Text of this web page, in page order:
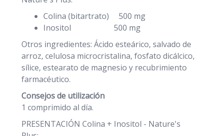
Colina (bitartrato) 500 mg
Inositol 500 mg
Otros ingredientes: Ácido esteárico, salvado de
arroz, celulosa microcristalina, fosfato dicálcico,
sílice, estearato de magnesio y recubrimiento
farmacéutico.
Consejos de utilización
1 comprimido al día.
PRESENTACIÓN Colina + Inositol - Nature's